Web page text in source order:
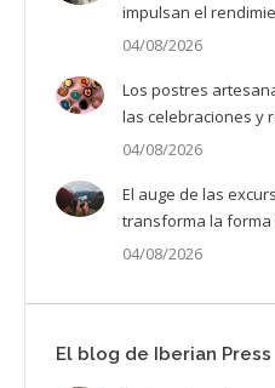
impulsan el
04/08/2026
Los postres
las celebraciones y
04/08/2026
El auge de las
transforma la forma
04/08/2026
El blog de Iberian Press